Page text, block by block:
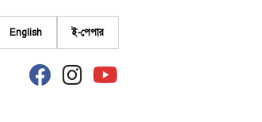
English ই-পেপার
fab
fa-
fab
fa-
fab
fa-